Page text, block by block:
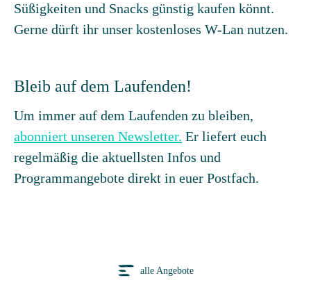
Süßigkeiten und Snacks günstig kaufen könnt.
Gerne dürft ihr unser kostenloses W-Lan nutzen.
Bleib auf dem Laufenden!
Um immer auf dem Laufenden zu bleiben,
abonniert unseren Newsletter. Er liefert euch
regelmäßig die aktuellsten Infos und
Programmangebote direkt in euer Postfach.
alle Angebote